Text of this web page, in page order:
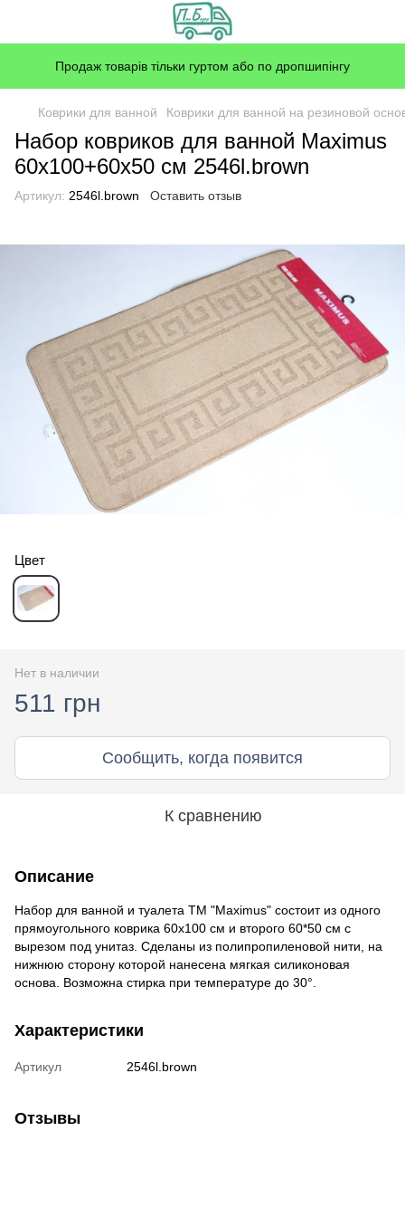
Продаж товарів тільки гуртом або по дропшипінгу
Коврики для ванной Коврики для ванной на резиновой
Набор ковриков для ванной Maximus
60x100+60x50 см 2546l.brown
Артикул: 2546l.brown Оставить отзыв
Цвет
Нет в наличии
511 грн
Сообщить, когда появится
К сравнению
Описание
Набор для ванной и туалета ТМ "Maximus" состоит из одного
прямоугольного коврика 60x100 см и второго 60*50 см с
вырезом под унитаз. Сделаны из полипропиленовой нити, на
нижнюю сторону которой нанесена мягкая силиконовая
основа. Возможна стирка при температуре до 30°.
Характеристики
Артикул 2546l.brown
Отзывы